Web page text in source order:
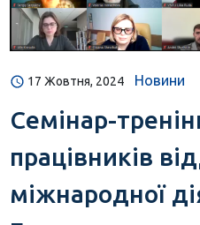
17 Жовтня, 2024 Новини
Семінар-
працівників
міжнародної